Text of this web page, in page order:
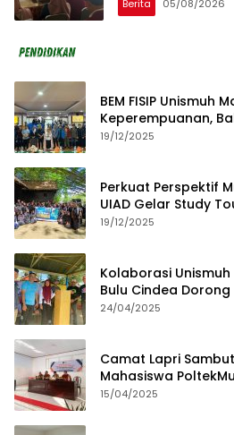
Berita 05/08/2026
BEM FISIP Unismuh
Keperempuanan,
dan Budaya Lokal
19/12/2025
Perkuat Perspektif
UIAD Gelar Study
19/12/2025
Kolaborasi
Bulu Cindea
24/04/2025
Camat Lapri
Mahasiswa PoltekMu
15/04/2025